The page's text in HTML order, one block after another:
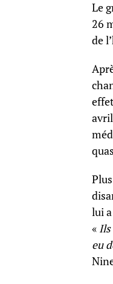
Le
26
de
lui
« Ils
eu